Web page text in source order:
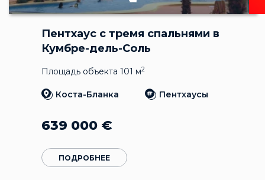
Пентхаус с тремя спальнями в
Кумбре-дель-Соль
Площадь объекта 101 м2
Коста-Бланка Пентхаусы
639 000 €
ПОДРОБНЕЕ